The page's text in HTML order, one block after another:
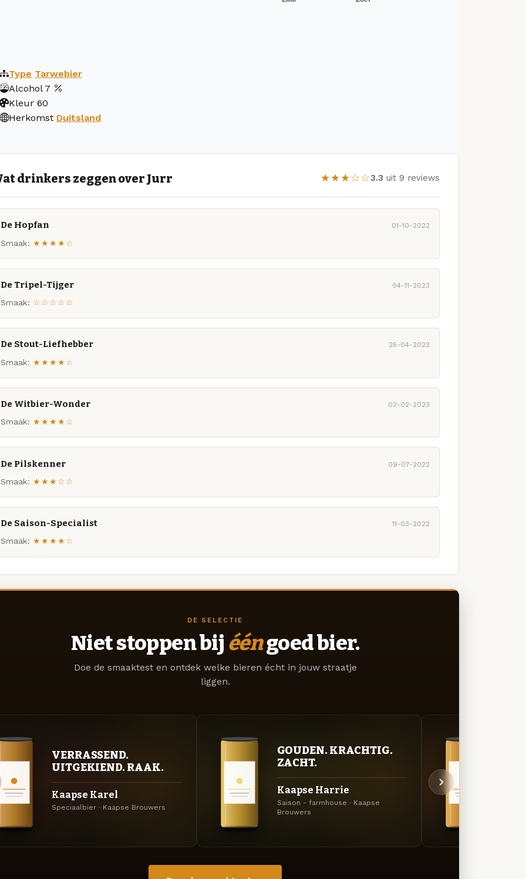
Type Tarwebier
Alcohol 7
Kleur 60
Herkomst Duitsland
drinkers zeggen over Jurr ★★★☆☆3.3 uit 9 reviews
De Hopfan 01-10-2022
Smaak: ★★★★☆
De Tripel-Tijger 04-11-2023
Smaak: ☆☆☆☆☆
De Stout-Liefhebber 25-04-2023
Smaak: ★★★★☆
De Witbier-Wonder 02-02-2023
Smaak: ★★★★☆
De Pilskenner 09-07-2022
Smaak: ★★★☆☆
De Saison-Specialist 11-03-2022
Smaak: ★★★★☆
DE SELECTIE
Niet stoppen bij ééngoed bier.
Doe de smaaktest en ontdek welke bieren écht in jouw straatje
liggen.
VERRASSEND.
UITGEKIEND. RAAK.
Kaapse Karel
Speciaalbier · Kaapse Brouwers
GOUDEN. KRACHTIG.
ZACHT.
Kaapse Harrie
Saison - farmhouse · Kaapse
Brouwers